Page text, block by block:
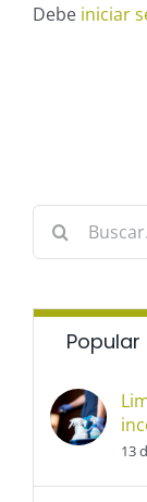
Debe iniciar
Buscar:
Popular
13